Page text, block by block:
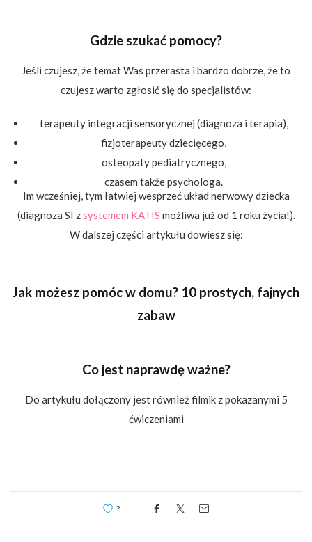
Gdzie szukać pomocy?
Jeśli czujesz, że temat Was przerasta i bardzo dobrze, że to
czujesz warto zgłosić się do specjalistów:
terapeuty integracji sensorycznej (diagnoza i terapia),
fizjoterapeuty dziecięcego,
osteopaty pediatrycznego,
czasem także psychologa.
Im wcześniej, tym łatwiej wesprzeć układ nerwowy dziecka
(diagnoza SI zsystemem KATIS możliwa już od 1 roku życia!).
W dalszej części artykułu dowiesz się:
Jak możesz pomóc w domu? 10 prostych, fajnych
zabaw
Co jest naprawdę ważne?
Do artykułu dołączony jest również filmik z pokazanymi 5
ćwiczeniami
?